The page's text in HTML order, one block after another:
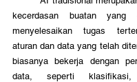
kecerdasan buatan yang
menyelesaikan tugas
aturan dan data yang telah
biasanya bekerja dengan
data, seperti